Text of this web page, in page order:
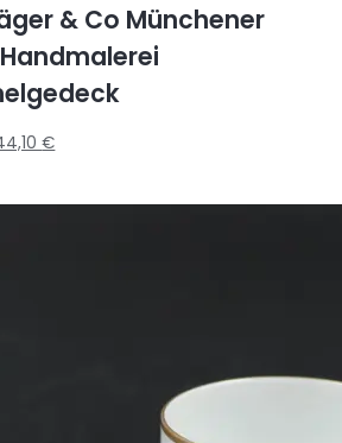
& Co Münchener
€